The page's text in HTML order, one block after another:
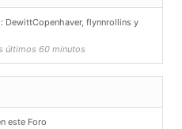
DewittCopenhaver, flynnrollins y
últimos 60 minutos
este Foro